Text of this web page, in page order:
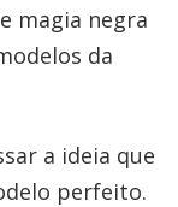
magia negra
da
a ideia que
perfeito.